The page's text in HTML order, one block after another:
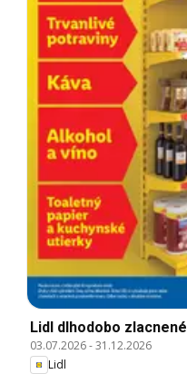
Lidl dlhodobo zlacnené
03.07.2026-31.12.2026
Lidl